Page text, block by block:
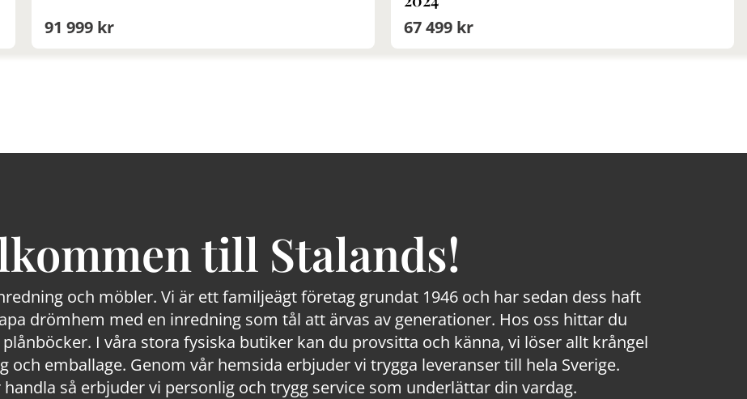
91 999 kr
67 499 kr
till Stalands!
och möbler. Vi är ett familjeägt företag grundat 1946 och har sedan dess haft
drömhem med en inredning som tål att ärvas av generationer. Hos oss hittar du
I våra stora fysiska butiker kan du provsitta och känna, vi löser allt krångel
och emballage. Genom vår hemsida erbjuder vi trygga leveranser till hela Sverige.
så erbjuder vi personlig och trygg service som underlättar din vardag.